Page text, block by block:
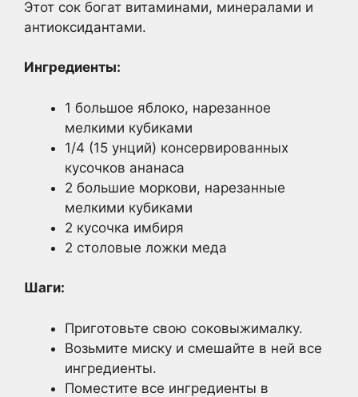
Этот сок богат витаминами, минералами и
антиоксидантами.
Ингредиенты:
1 большое яблоко, нарезанное
мелкими кубиками
1/4 (15 унций) консервированных
кусочков ананаса
2 большие моркови, нарезанные
мелкими кубиками
2 кусочка имбиря
2 столовые ложки меда
Шаги:
Приготовьте свою соковыжималку.
Возьмите миску и смешайте в ней все
ингредиенты.
Поместите все ингредиенты в